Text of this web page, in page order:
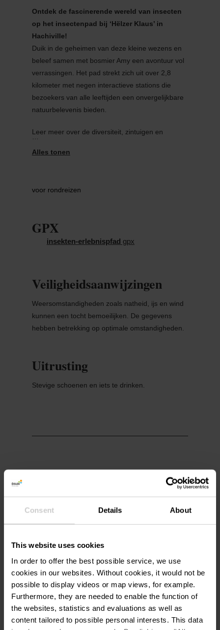
Consent Details About
This website uses cookies
In order to offer the best possible service, we use
cookies in our websites. Without cookies, it would not be
possible to display videos or map views, for example.
Furthermore, they are needed to enable the function of
the websites, statistics and evaluations as well as
content tailored to possible personal interests. This data
Ontdek de fascinerende wereld van insecten
op het insectenpad bij ‘Hëlzer Klaus’ in
Hachiville!
Duik in de geheimen van deze kleine wezens en
beleef samen met bosmier Amy een avontuur vol
verrassingen. Het pad strekt zich uit over 2,8
kilometer met negen interactieve stations die
bezoekers van alle leeftijden een onvergelijkbare
natuurbelevenis bieden.
Leer meer over de diversiteit, zintuigen en
station biedt niet alleen informatie, maar ook
voor rondreizen
GPX
insekten-erlebnispfad gpx
Veiligheidsaanwijzingen
Weersomstandigheden zoals natheid, ijs en wind
kunnen een tocht bemoeilijken. De gegevens
hebben betrekking op optimale omstandigheden.
Uitrusting
Stevige schoenen en iets te drinken.
Plan reis